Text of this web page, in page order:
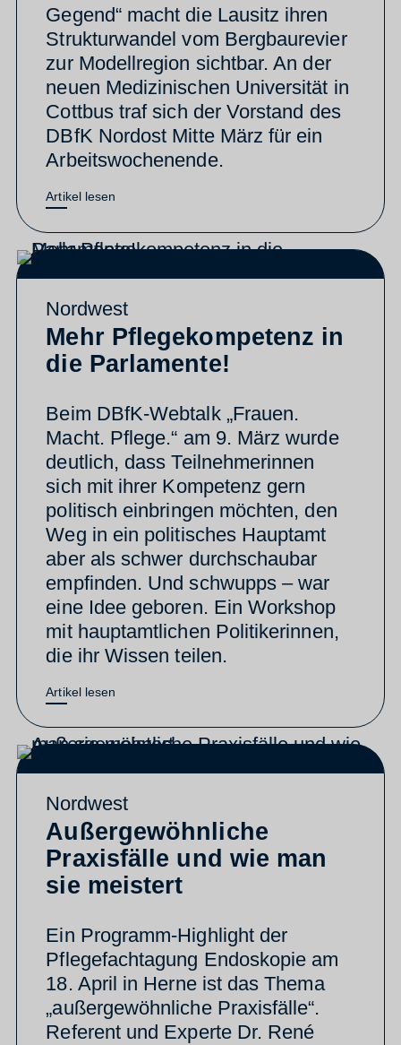
Gegend“ macht die Lausitz ihren
Strukturwandel vom Bergbaurevier
zur Modellregion sichtbar. An der
neuen Medizinischen Universität in
Cottbus traf sich der Vorstand des
DBfK Nordost Mitte März für ein
Arbeitswochenende.
Artikel lesen
Nordwest
Mehr Pflegekompetenz in
die Parlamente!
Beim DBfK-Webtalk „Frauen.
Macht. Pflege.“ am 9. März wurde
deutlich, dass Teilnehmerinnen
sich mit ihrer Kompetenz gern
politisch einbringen möchten, den
Weg in ein politisches Hauptamt
aber als schwer durchschaubar
empfinden. Und schwupps – war
eine Idee geboren. Ein Workshop
mit hauptamtlichen Politikerinnen,
die ihr Wissen teilen.
Artikel lesen
Nordwest
Außergewöhnliche
Praxisfälle und wie man
sie meistert
Ein Programm-Highlight der
Pflegefachtagung Endoskopie am
18. April in Herne ist das Thema
„außergewöhnliche Praxisfälle“.
Referent und Experte Dr. René